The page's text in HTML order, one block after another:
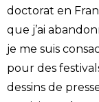
doctorat en
que j’ai
je me suis
pour des
dessins de